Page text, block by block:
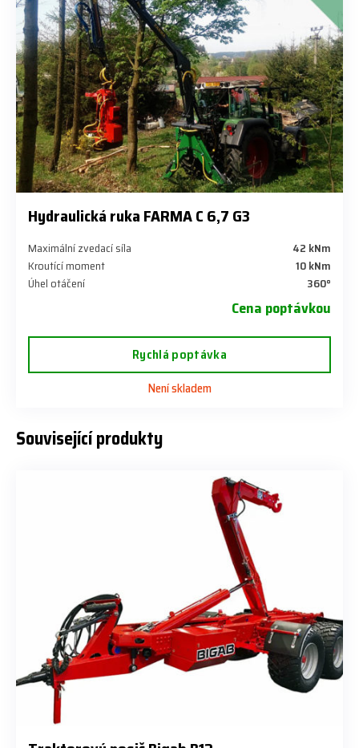
Hydraulická ruka FARMA C 6,7 G3
Maximální zvedací síla
42 kNm
Kroutící moment
10 kNm
Úhel otáčení
360°
Cena poptávkou
Rychlá poptávka
Není skladem
Související produkty